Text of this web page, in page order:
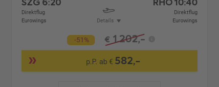
Direktflug
Eurowings
Details
Direktflug
Eurowings
-51% € 1.202,-
p.P. ab € 582,-